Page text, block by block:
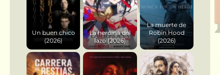
Un buen chico
(2026)
La heroína del
lazo (2026)
La muerte de
Robin Hood
(2026)